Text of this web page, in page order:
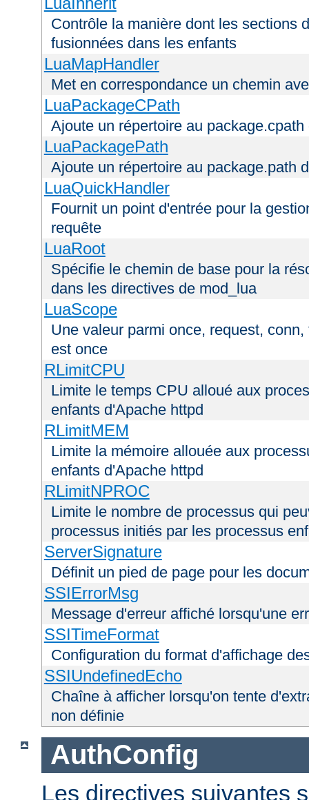
Contrôle la manière dont les sections
fusionnées dans les enfants
LuaMapHandler
Met en correspondance un chemin
LuaPackageCPath
Ajoute un répertoire au package.cpath
LuaPackagePath
Ajoute un répertoire au package.path
LuaQuickHandler
Fournit un point d'entrée pour la
requête
LuaRoot
Spécifie le chemin de base pour la
dans les directives de mod_lua
LuaScope
Une valeur parmi once, request,
est once
RLimitCPU
Limite le temps CPU alloué aux
enfants d'Apache httpd
RLimitMEM
Limite la mémoire allouée aux
enfants d'Apache httpd
RLimitNPROC
Limite le nombre de processus qui
processus initiés par les processus
ServerSignature
Définit un pied de page pour les
SSIErrorMsg
Message d'erreur affiché lorsqu'une
SSITimeFormat
Configuration du format d'affichage
SSIUndefinedEcho
Chaîne à afficher lorsqu'on tente
non définie
AuthConfig
Les directives suivantes